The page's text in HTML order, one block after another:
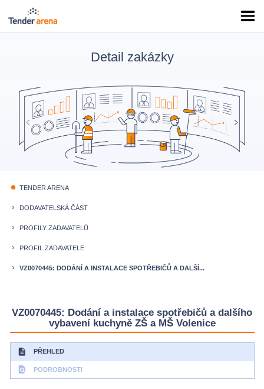
Detail zakázky
fiber_manual_record TENDER ARENA
keyboard_arrow_right DODAVATELSKÁ ČÁST
keyboard_arrow_right PROFILY ZADAVATELŮ
keyboard_arrow_right PROFIL ZADAVATELE
keyboard_arrow_right VZ0070445: DODÁNÍ A INSTALACE SPOTŘEBIČŮ A DALŠÍ...
VZ0070445: Dodání a instalace spotřebičů a dalšího
vybavení kuchyně ZŠ a MŠ Volenice
description PŘEHLED
find_in_page PODROBNOSTI